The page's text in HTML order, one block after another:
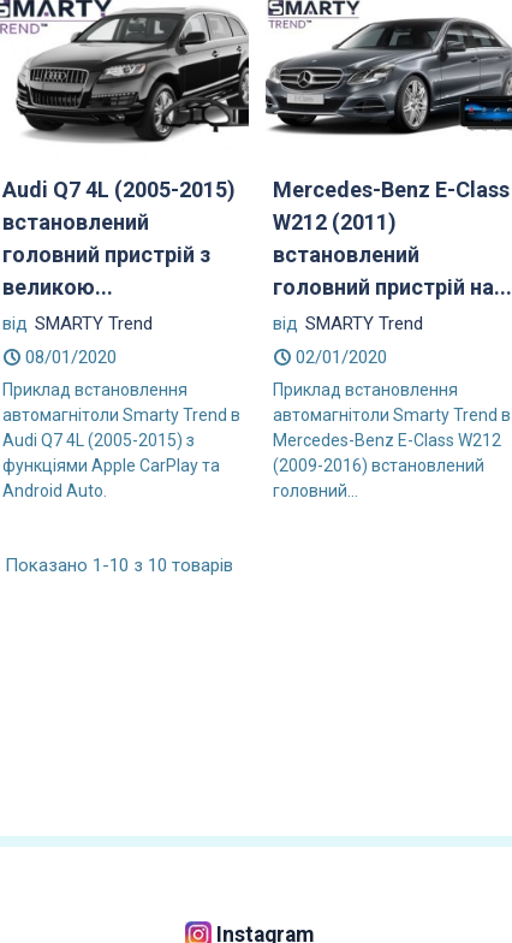
Audi Q7 4L (2005-2015)
встановлений
головний пристрій з
великою...
від SMARTY Trend
08/01/2020
Приклад встановлення
автомагнітоли Smarty Trend в
Audi Q7 4L (2005-2015) з
функціями Apple CarPlay та
Android Auto.
Mercedes-Benz E-Class
W212 (2011)
встановлений
головний пристрій на...
від SMARTY Trend
02/01/2020
Приклад встановлення
автомагнітоли Smarty Trend в
Mercedes-Benz E-Class W212
(2009-2016) встановлений
головний...
Показано 1-10 з 10 товарів
Instagram